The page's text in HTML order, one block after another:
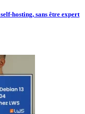
hosting, sans être expert